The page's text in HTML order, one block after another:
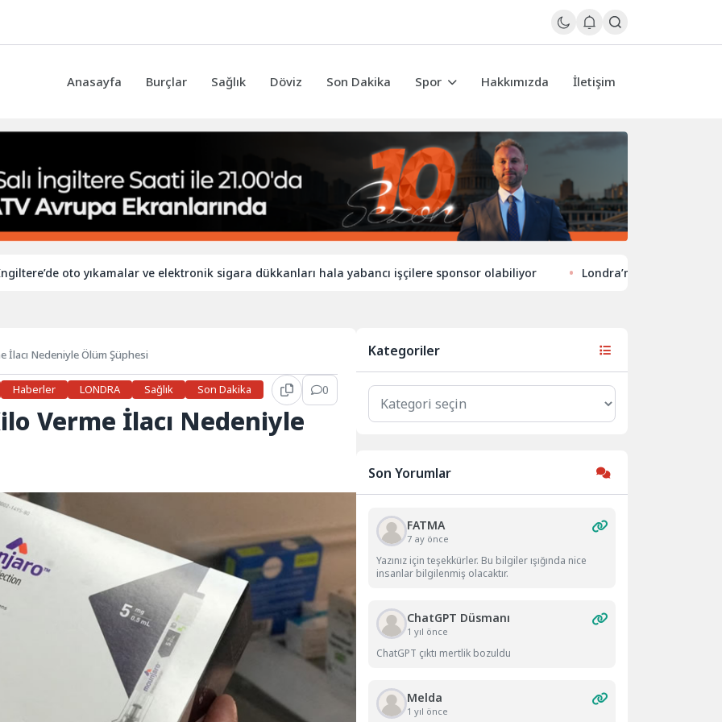
Anasayfa Burçlar Sağlık Döviz Son Dakika Spor Hakkımızda İletişim
oto yıkamalar ve elektronik sigara dükkanları hala yabancı işçilere sponsor olabiliyor Londra’nın eğlence hayatında
İlacı Nedeniyle Ölüm Şüphesi
Haberler LONDRA Sağlık Son Dakika 0
Verme İlacı Nedeniyle
Kategoriler
Kategoriler
Son Yorumlar
FATMA
7 ay önce
Yazınız için teşekkürler. Bu bilgiler ışığında nice
insanlar bilgilenmiş olacaktır.
ChatGPT Düsmanı
1 yıl önce
ChatGPT çıktı mertlik bozuldu
Melda
1 yıl önce